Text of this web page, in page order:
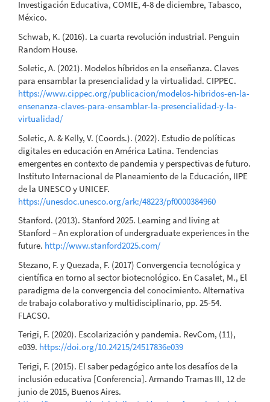
Investigación Educativa, COMIE, 4-8 de diciembre, Tabasco,
México.
Schwab, K. (2016). La cuarta revolución industrial. Penguin
Random House.
Soletic, A. (2021). Modelos híbridos en la enseñanza. Claves
para ensamblar la presencialidad y la virtualidad. CIPPEC.
https://www.cippec.org/publicacion/modelos-hibridos-en-la-
ensenanza-claves-para-ensamblar-la-presencialidad-y-la-
virtualidad/
Soletic, A. & Kelly, V. (Coords.). (2022). Estudio de políticas
digitales en educación en América Latina. Tendencias
emergentes en contexto de pandemia y perspectivas de futuro.
Instituto Internacional de Planeamiento de la Educación, IIPE
de la UNESCO y UNICEF.
https://unesdoc.unesco.org/ark:/48223/pf0000384960
Stanford. (2013). Stanford 2025. Learning and living at
Stanford – An exploration of undergraduate experiences in the
future. http://www.stanford2025.com/
Stezano, F. y Quezada, F. (2017) Convergencia tecnológica y
científica en torno al sector biotecnológico. En Casalet, M., El
paradigma de la convergencia del conocimiento. Alternativa
de trabajo colaborativo y multidisciplinario, pp. 25-54.
FLACSO.
Terigi, F. (2020). Escolarización y pandemia. RevCom, (11),
e039. https://doi.org/10.24215/24517836e039
Terigi, F. (2015). El saber pedagógico ante los desafíos de la
inclusión educativa [Conferencia]. Armando Tramas III, 12 de
junio de 2015, Buenos Aires.